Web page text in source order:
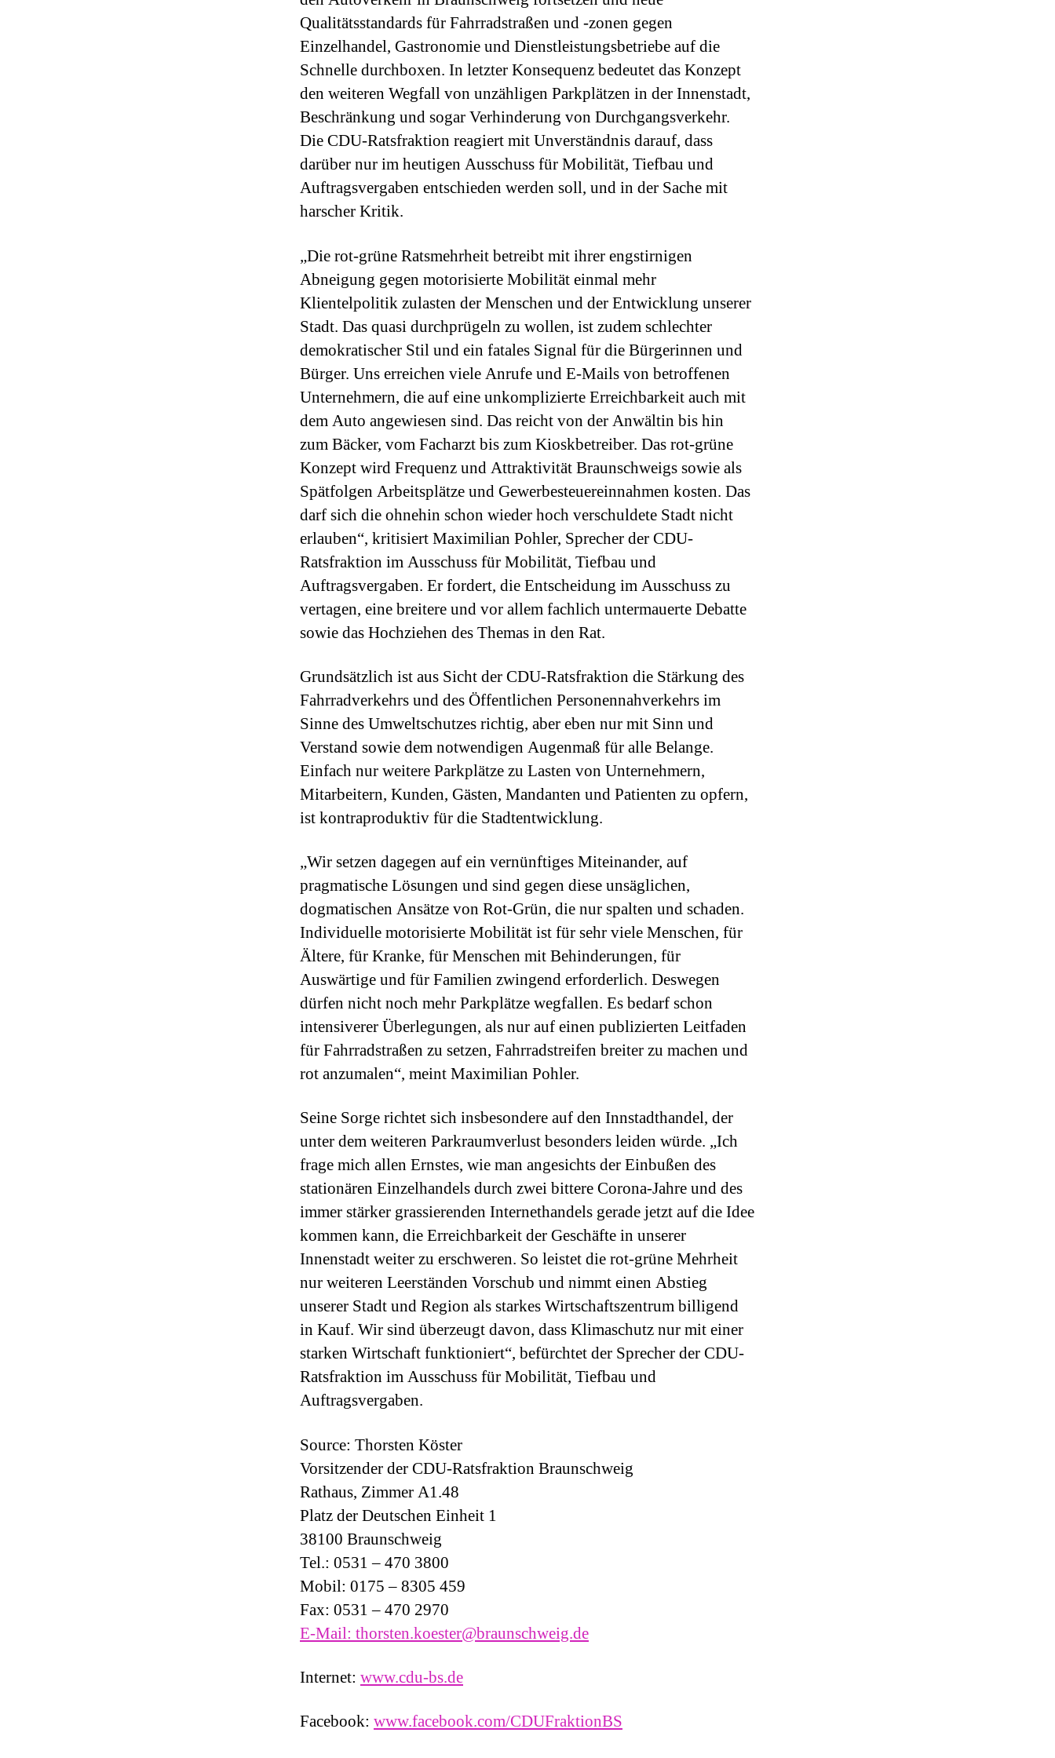
Qualitätsstandards für Fahrradstraßen und -zonen gegen
Einzelhandel, Gastronomie und Dienstleistungsbetriebe auf die
Schnelle durchboxen. In letzter Konsequenz bedeutet das Konzept
den weiteren Wegfall von unzähligen Parkplätzen in der Innenstadt,
Beschränkung und sogar Verhinderung von Durchgangsverkehr.
Die CDU-Ratsfraktion reagiert mit Unverständnis darauf, dass
darüber nur im heutigen Ausschuss für Mobilität, Tiefbau und
Auftragsvergaben entschieden werden soll, und in der Sache mit
harscher Kritik.
„Die rot-grüne Ratsmehrheit betreibt mit ihrer engstirnigen
Abneigung gegen motorisierte Mobilität einmal mehr
Klientelpolitik zulasten der Menschen und der Entwicklung unserer
Stadt. Das quasi durchprügeln zu wollen, ist zudem schlechter
demokratischer Stil und ein fatales Signal für die Bürgerinnen und
Bürger. Uns erreichen viele Anrufe und E-Mails von betroffenen
Unternehmern, die auf eine unkomplizierte Erreichbarkeit auch mit
dem Auto angewiesen sind. Das reicht von der Anwältin bis hin
zum Bäcker, vom Facharzt bis zum Kioskbetreiber. Das rot-grüne
Konzept wird Frequenz und Attraktivität Braunschweigs sowie als
Spätfolgen Arbeitsplätze und Gewerbesteuereinnahmen kosten. Das
darf sich die ohnehin schon wieder hoch verschuldete Stadt nicht
erlauben“, kritisiert Maximilian Pohler, Sprecher der CDU-
Ratsfraktion im Ausschuss für Mobilität, Tiefbau und
Auftragsvergaben. Er fordert, die Entscheidung im Ausschuss zu
vertagen, eine breitere und vor allem fachlich untermauerte Debatte
sowie das Hochziehen des Themas in den Rat.
Grundsätzlich ist aus Sicht der CDU-Ratsfraktion die Stärkung des
Fahrradverkehrs und des Öffentlichen Personennahverkehrs im
Sinne des Umweltschutzes richtig, aber eben nur mit Sinn und
Verstand sowie dem notwendigen Augenmaß für alle Belange.
Einfach nur weitere Parkplätze zu Lasten von Unternehmern,
Mitarbeitern, Kunden, Gästen, Mandanten und Patienten zu opfern,
ist kontraproduktiv für die Stadtentwicklung.
„Wir setzen dagegen auf ein vernünftiges Miteinander, auf
pragmatische Lösungen und sind gegen diese unsäglichen,
dogmatischen Ansätze von Rot-Grün, die nur spalten und schaden.
Individuelle motorisierte Mobilität ist für sehr viele Menschen, für
Ältere, für Kranke, für Menschen mit Behinderungen, für
Auswärtige und für Familien zwingend erforderlich. Deswegen
dürfen nicht noch mehr Parkplätze wegfallen. Es bedarf schon
intensiverer Überlegungen, als nur auf einen publizierten Leitfaden
für Fahrradstraßen zu setzen, Fahrradstreifen breiter zu machen und
rot anzumalen“, meint Maximilian Pohler.
Seine Sorge richtet sich insbesondere auf den Innstadthandel, der
unter dem weiteren Parkraumverlust besonders leiden würde. „Ich
frage mich allen Ernstes, wie man angesichts der Einbußen des
stationären Einzelhandels durch zwei bittere Corona-Jahre und des
immer stärker grassierenden Internethandels gerade jetzt auf die Idee
kommen kann, die Erreichbarkeit der Geschäfte in unserer
Innenstadt weiter zu erschweren. So leistet die rot-grüne Mehrheit
nur weiteren Leerständen Vorschub und nimmt einen Abstieg
unserer Stadt und Region als starkes Wirtschaftszentrum billigend
in Kauf. Wir sind überzeugt davon, dass Klimaschutz nur mit einer
starken Wirtschaft funktioniert“, befürchtet der Sprecher der CDU-
Ratsfraktion im Ausschuss für Mobilität, Tiefbau und
Auftragsvergaben.
Source: Thorsten Köster
Vorsitzender der CDU-Ratsfraktion Braunschweig
Rathaus, Zimmer A1.48
Platz der Deutschen Einheit 1
38100 Braunschweig
Tel.: 0531 – 470 3800
Mobil: 0175 – 8305 459
Fax: 0531 – 470 2970
E-Mail: thorsten.koester@braunschweig.de
Internet: www.cdu-bs.de
Facebook: www.facebook.com/CDUFraktionBS